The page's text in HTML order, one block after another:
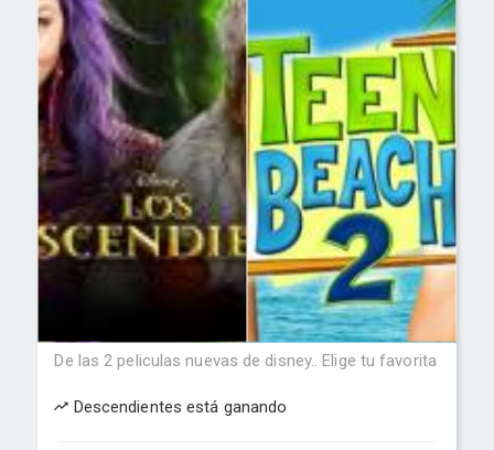
De las 2 peliculas nuevas de disney.. Elige tu favorita
Descendientes está ganando